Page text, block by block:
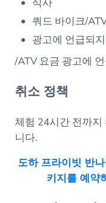
쿼드 바이크/
광고에 언급되
/ATV 요금 광고에
취소 정책
체험 24시간 전까지
니다.
도하 프라이빗 반
키지를 예약